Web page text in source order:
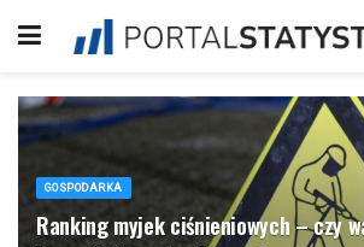
GOSPODARKA
Ranking myjek ciśnieniowych – czy